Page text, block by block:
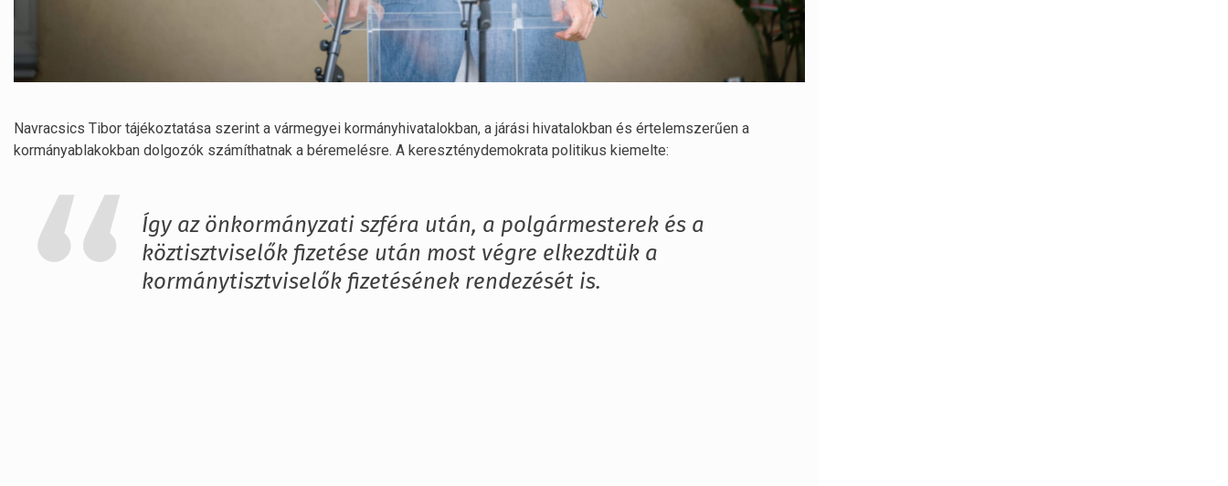
Navracsics Tibor tájékoztatása szerint a vármegyei kormányhivatalokban, a járási hivatalokban és értelemszerűen a
kormányablakokban dolgozók számíthatnak a béremelésre. A kereszténydemokrata politikus kiemelte:
Így az önkormányzati szféra után, a polgármesterek és a
köztisztviselők fizetése után most végre elkezdtük a
kormánytisztviselők fizetésének rendezését is.